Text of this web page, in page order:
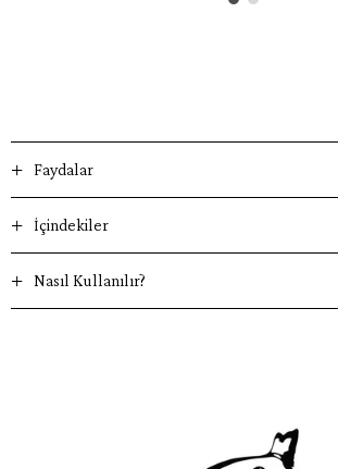
Faydalar
İçindekiler
Nasıl Kullanılır?